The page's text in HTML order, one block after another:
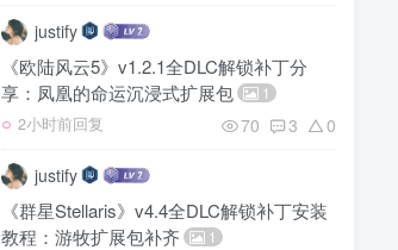
justify
《欧陆风云5》v1.2.1全DLC解锁补丁分
享：凤凰的命运沉浸式扩展包
1
2小时前回复 70 3 0
justify
《群星Stellaris》v4.4全DLC解锁补丁安装
教程：游牧扩展包补齐
1